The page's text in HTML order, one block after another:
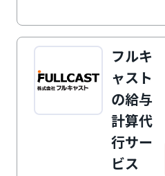
フルキ
ャスト
の給与
計算代
行サー
ビス